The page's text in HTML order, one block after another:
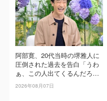
阿部寛、20代当時の堺雅人に
圧倒された過去を告白「うわ
ぁ、この人出てくるんだろう
な、と思った」【日曜日の初
耳学】
2026年08月07日